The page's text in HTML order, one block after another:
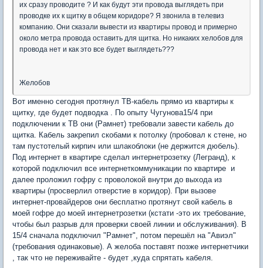
их сразу проводите ? И как будут эти провода выглядеть при
проводке их к щитку в общем коридоре? Я звонила в телевиз
компанию. Они сказали вывести из квартиры провод и примерно
около метра провода оставить для щитка. Но никаких хелобов для
провода нет и как это все будет выглядеть???
Желобов
Вот именно сегодня протянул ТВ-кабель прямо из квартиры к
щитку, где будет подводка . По опыту Чугунова15/4 при
подключении к ТВ они (Рамнет) требовали завести кабель до
щитка. Кабель закрепил скобами к потолку (пробовал к стене, но
там пустотелый кирпич или шлакоблоки (не держится дюбель).
Под интернет в квартире сделал интернетрозетку (Легранд), к
которой подключил все интернеткоммуникации по квартире и
далее проложил гофру с проволокой внутри до выхода из
квартиры (просверлил отверстие в коридор). При вызове
интернет-провайдеров они бесплатно протянут свой кабель в
моей гофре до моей интернетрозетки (кстати -это их требование,
чтобы был разрыв для проверки своей линии и обслуживания). В
15/4 сначала подключил "Рамнет", потом перешёл на "Авиэл"
(требования одинаковые). А желоба поставят позже интернетчики
, так что не переживайте - будет ,куда спрятать кабеля.